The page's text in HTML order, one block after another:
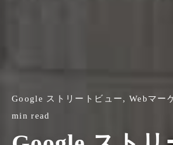
Google ストリートビュー Webマー
min read